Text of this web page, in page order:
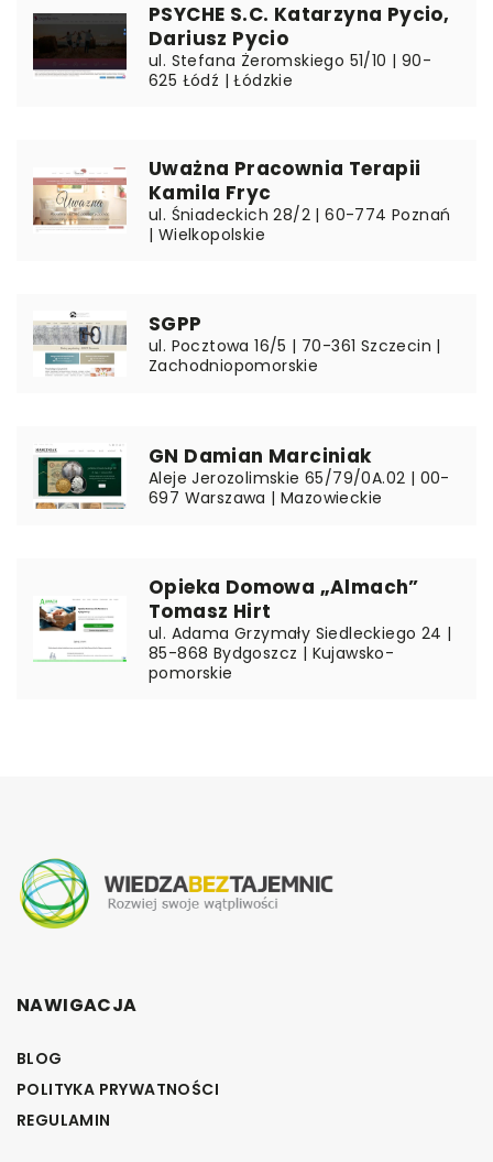
PSYCHE S.C. Katarzyna Pycio,
Dariusz Pycio
ul. Stefana Żeromskiego 51/10 | 90-
625 Łódź | Łódzkie
Uważna Pracownia Terapii
Kamila Fryc
ul. Śniadeckich 28/2 | 60-774 Poznań
| Wielkopolskie
SGPP
ul. Pocztowa 16/5 | 70-361 Szczecin |
Zachodniopomorskie
GN Damian Marciniak
Aleje Jerozolimskie 65/79/0A.02 | 00-
697 Warszawa | Mazowieckie
Opieka Domowa „Almach”
Tomasz Hirt
ul. Adama Grzymały Siedleckiego 24 |
85-868 Bydgoszcz | Kujawsko-
pomorskie
NAWIGACJA
BLOG
POLITYKA PRYWATNOŚCI
REGULAMIN